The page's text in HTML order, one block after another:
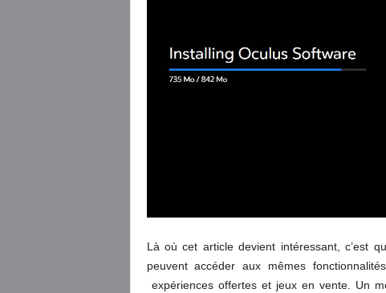
Là où cet article devient intéressant, c’est
peuvent accéder aux mêmes
expériences offertes et jeux en vente. Un